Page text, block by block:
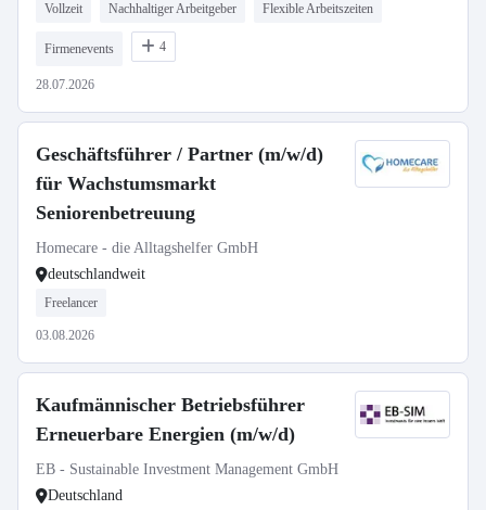
Vollzeit Nachhaltiger Arbeitgeber Flexible Arbeitszeiten
Firmenevents 4
28.07.2026
Geschäftsführer / Partner (m/w/d)
für Wachstumsmarkt
Seniorenbetreuung
Homecare - die Alltagshelfer GmbH
deutschlandweit
Freelancer
03.08.2026
Kaufmännischer Betriebsführer
Erneuerbare Energien (m/w/d)
EB - Sustainable Investment Management GmbH
Deutschland